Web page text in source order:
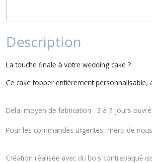
Description
La touche finale à votre wedding cake ?
Ce cake topper entièrement
Délai moyen de fabrication : 3 à 7 jours
Pour les commandes urgentes, merci de
Création réalisée avec du bois contrepaqué